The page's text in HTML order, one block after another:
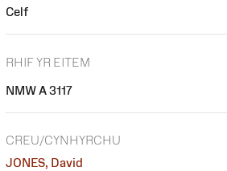
Celf
RHIF YR EITEM
NMW A 3117
CREU/CYNHYRCHU
JONES, David